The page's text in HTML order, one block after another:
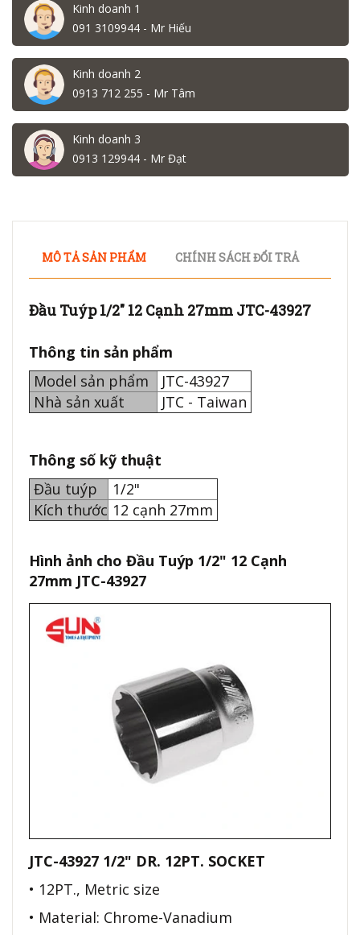
Kinh doanh 1
091 3109944 - Mr Hiếu
Kinh doanh 2
0913 712 255 - Mr Tâm
Kinh doanh 3
0913 129944 - Mr Đạt
MÔ TẢ SẢN PHẨM CHÍNH SÁCH ĐỔI TRẢ
Đầu Tuýp 1/2" 12 Cạnh 27mm JTC-43927
Thông tin sản phẩm
Model sản phẩm
JTC-43927
Nhà sản xuất
JTC - Taiwan
Thông số kỹ thuật
Đầu tuýp
1/2"
Kích thước 12 cạnh 27mm
Hình ảnh cho Đầu Tuýp 1/2" 12 Cạnh
27mm JTC-43927
JTC-43927 1/2" DR. 12PT. SOCKET
• 12PT., Metric size
• Material: Chrome-Vanadium